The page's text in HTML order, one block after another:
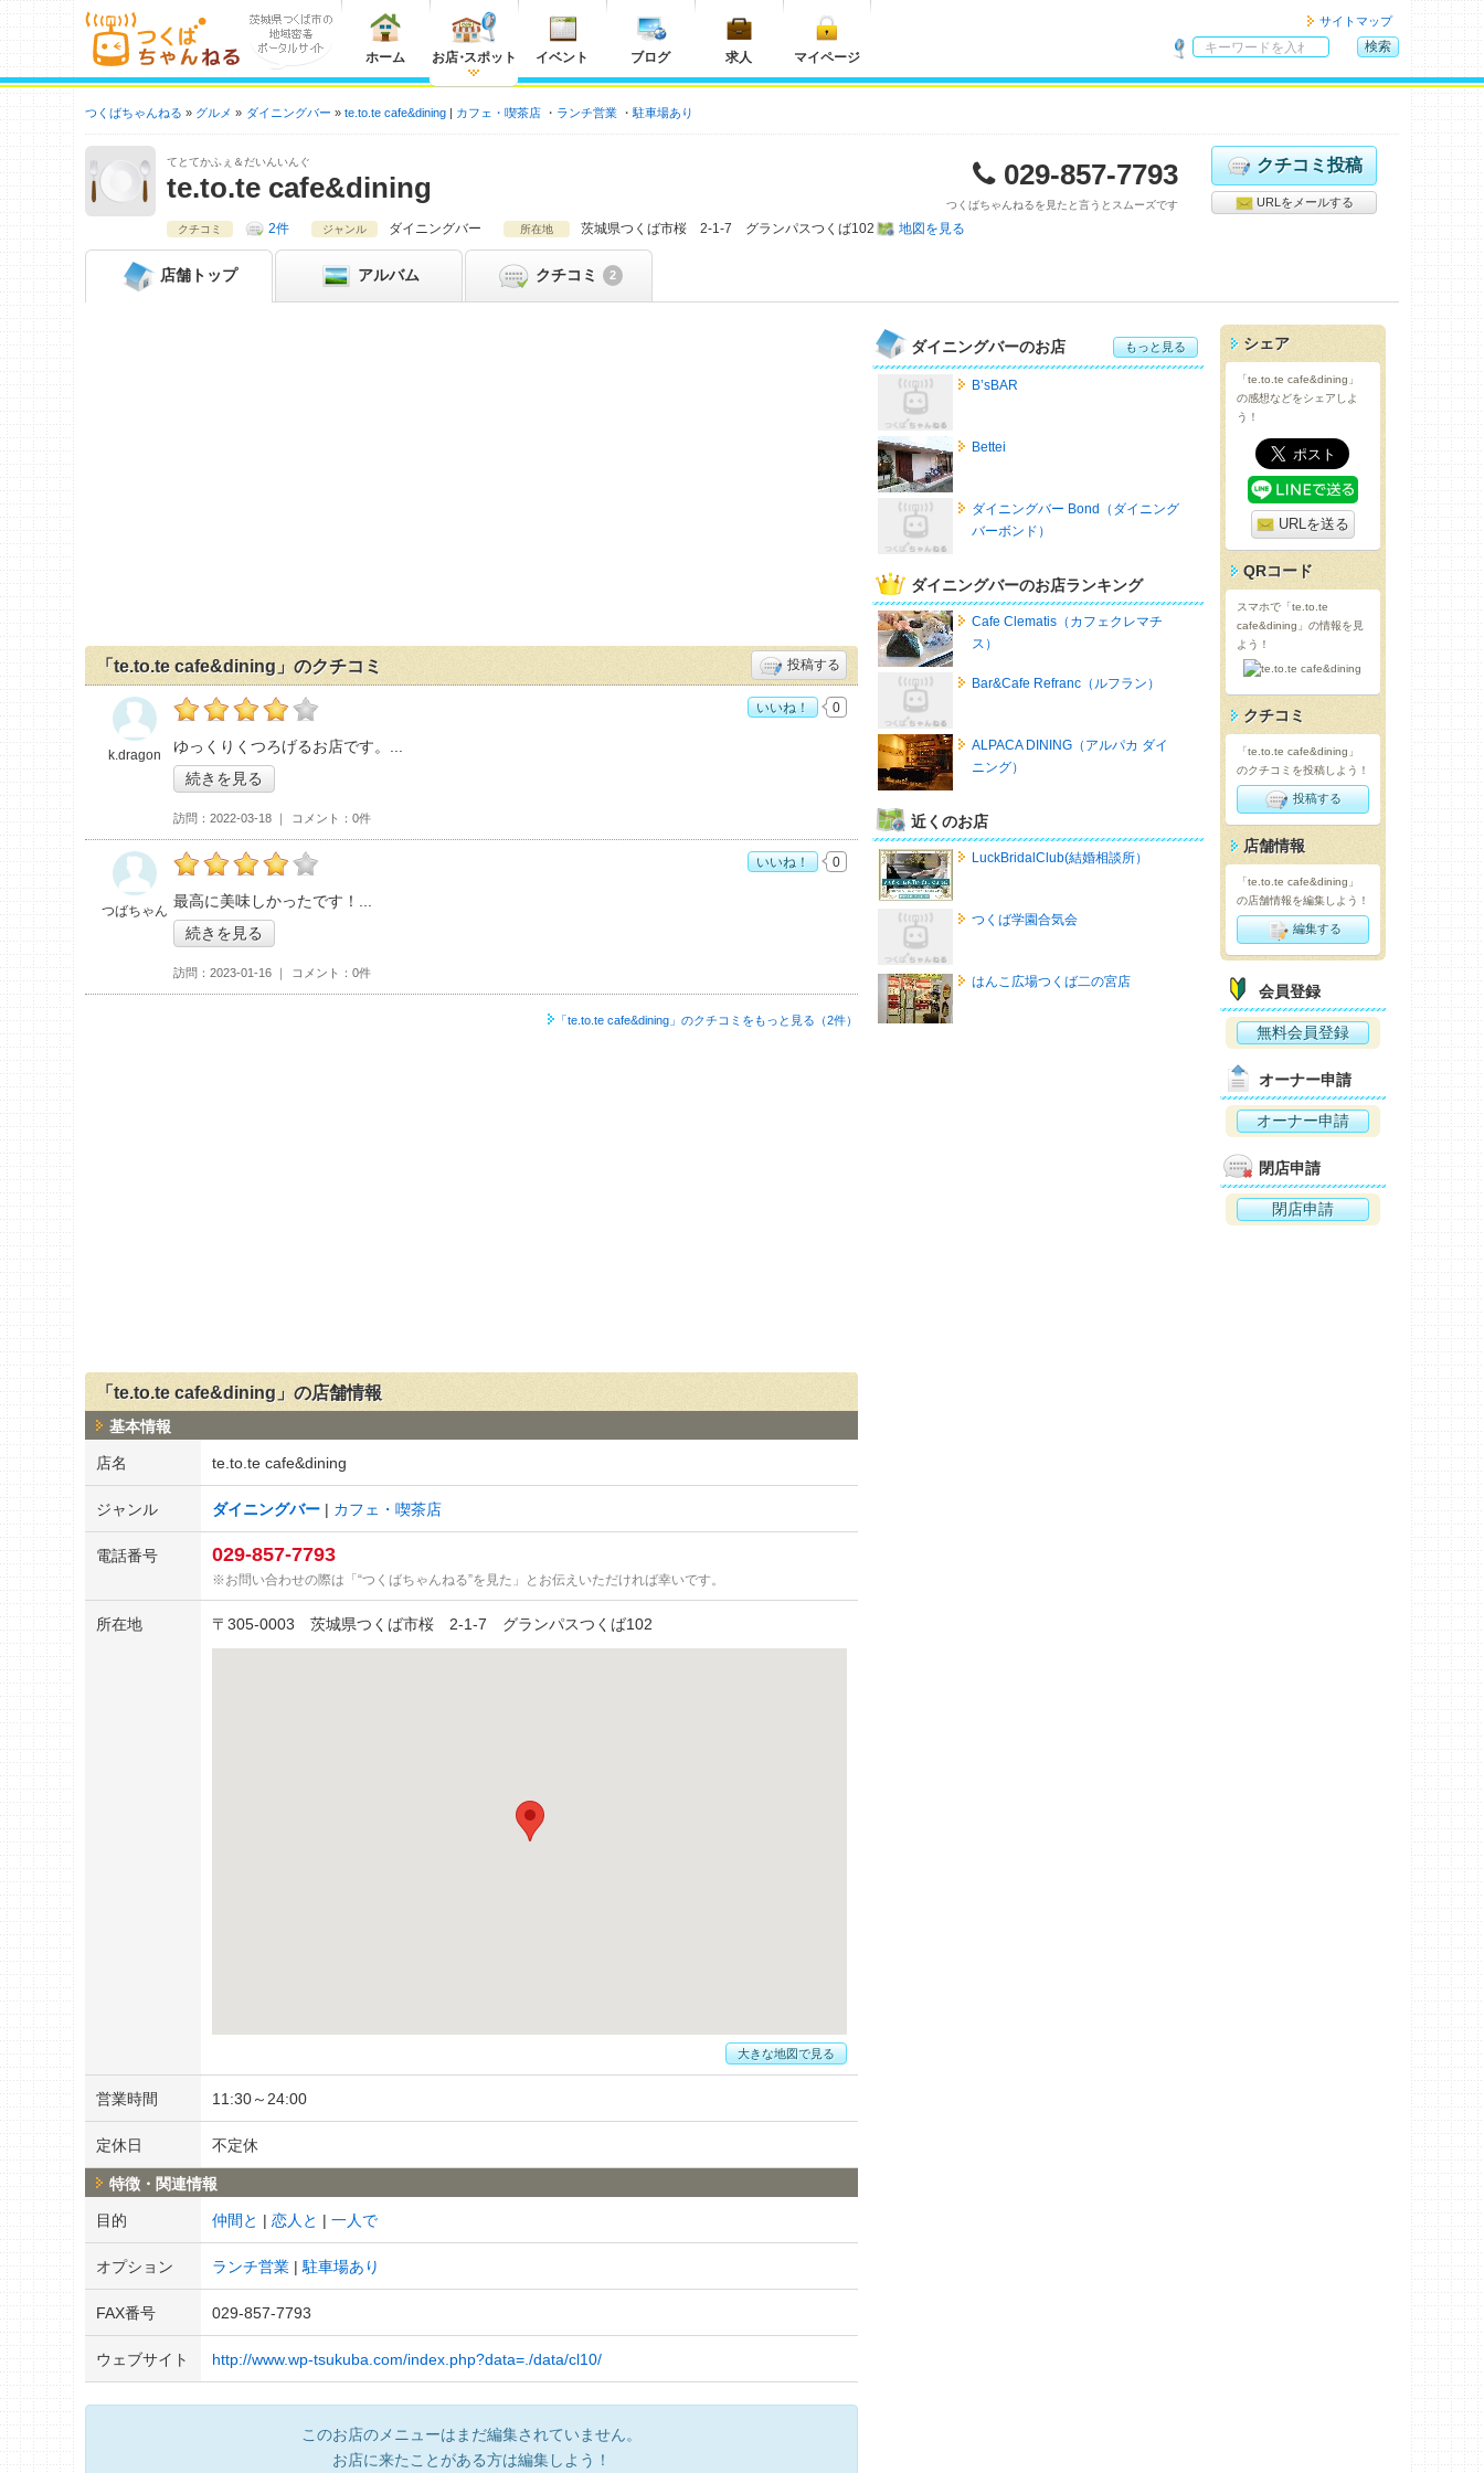
ホーム お店・スポット イベント ブログ 求人 マイページ
サイトマップ
内
索
検索
つくばちゃんねる グルメ ダイニングバー te.to.te cafe&dining カフェ・喫茶店 ランチ営業 駐車場あり
てとてかふぇ＆だいんいんぐ
te.to.te cafe&dining 029-857-7793
つくばちゃんねるを見たと言うとスムーズです
クチコミ投稿
URLをメールする
クチコミ 2件 ジャンル ダイニングバー 所在地 茨城県つくば市桜 2-1-7 グランパスつくば102 地図を見る
店舗 トップ アルバム クチコミ 2
「te.to.te cafe&dining」のクチコミ 投稿する
の「te.to.te cafe&dining」おすすめ度：
ゆっくりくつろげるお店です。
続きを見る
訪問 2022-03-18 コメント 0件
k.dragon
いいね！ 0
の「te.to.te cafe&dining」おすすめ度：
最高に美味しかったです！
続きを見る
訪問 2023-01-16 コメント 0件
つばちゃん
いいね！ 0
「te.to.te cafe&dining」のクチコミをもっと見る（2件）
「te.to.te cafe&dining」の店舗情報
基本情報
店名 te.to.te cafe&dining
ジャンル ダイニングバー カフェ・喫茶店
電話番号 029-857-7793
お問い合わせの際は「“つくばちゃんねる”を見た」とお伝えいただければ幸いです。
所在地 〒 305-0003 茨城県つくば市桜 2-1-7 グランパスつくば102
大きな地図で見る
営業時間 11:30～24:00
定休日 不定休
特徴・関連情報
目的 仲間と 恋人と 一人で
オプション ランチ営業 駐車場あり
FAX番号 029-857-7793
ウェブサイト http://www.wp-tsukuba.com/index.php?data=./data/cl10/
このお店のメニューはまだ編集されていません。
お店に来たことがある方は編集しよう！
ダイニングバーのお店 もっと見る
B’sBAR
Bettei
ダイニングバー Bond（ダイニング
バーボンド）
ダイニングバーのお店ランキング
Cafe Clematis（カフェクレマチ
ス）
Bar&Cafe Refranc（ルフラン）
ALPACA DINING（アルパカ ダイ
ニング）
近くのお店
LuckBridalClub(結婚相談所）
つくば学園合気会
はんこ広場つくば二の宮店
シェア
「te.to.te cafe&dining」
の感想などをシェアしよ
う！
URLを送る
QRコード
スマホで「te.to.te
cafe&dining」の情報を見
よう！
クチコミ
「te.to.te cafe&dining」
のクチコミを投稿しよう！
投稿する
店舗情報
「te.to.te cafe&dining」
の店舗情報を編集しよう！
編集する
会員登録
無料会員登録
オーナー申請
オーナー申請
閉店申請
閉店申請